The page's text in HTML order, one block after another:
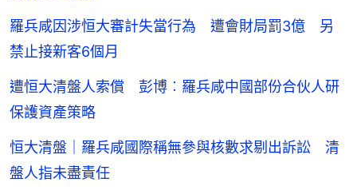
羅兵咸因涉恒大審計失當行為 遭會財局罰3億 另
禁止接新客6個月
遭恒大清盤人索償 彭博︰羅兵咸中國部份合伙人研
保護資產策略
恒大清盤｜羅兵咸國際稱無參與核數求剔出訴訟 清
盤人指未盡責任